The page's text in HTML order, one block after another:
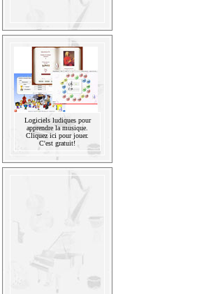
Logiciels ludiques pour
apprendre la musique.
Cliquez ici pour jouer.
C'est gratuit!